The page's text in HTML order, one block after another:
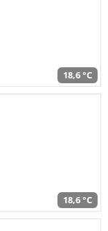
18,6 °C
18,6 °C